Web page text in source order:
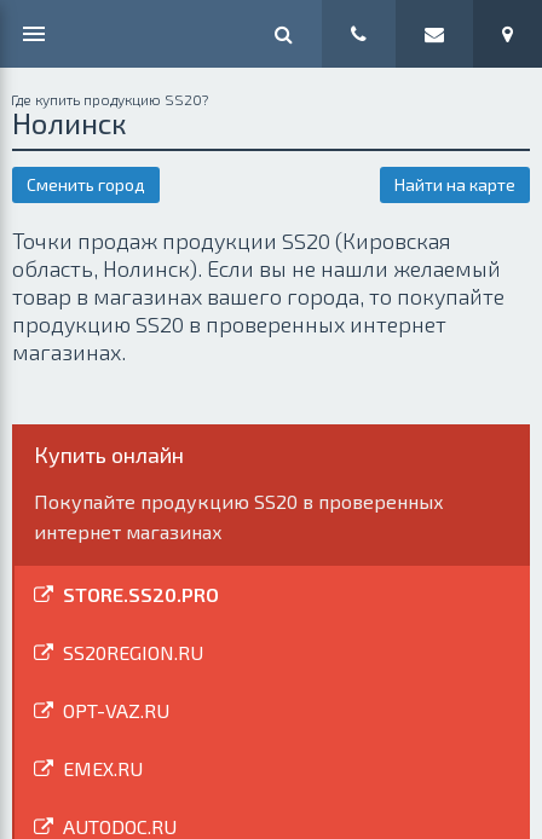
Где купить продукцию SS20?
Нолинск
Сменить город Найти на карте
Точки продаж продукции SS20 (Кировская
область, Нолинск). Если вы не нашли желаемый
товар в магазинах вашего города, то покупайте
продукцию SS20 в проверенных интернет
магазинах.
Купить онлайн
Покупайте продукцию SS20 в проверенных
интернет магазинах
STORE.SS20.PRO
SS20REGION.RU
OPT-VAZ.RU
EMEX.RU
AUTODOC.RU